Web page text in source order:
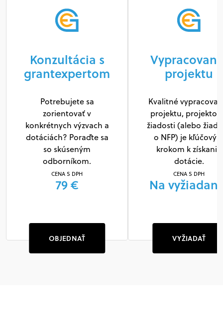
Konzultácia s
grantexpertom
Potrebujete sa
zorientovať v
konkrétnych výzvach a
dotáciách? Poraďte sa
so skúseným
odborníkom.
CENA S DPH
79 €
OBJEDNAŤ
projektu
Kvalitné
projektu,
žiadosti (alebo
o NFP) je
krokom k získaniu
dotácie.
CENA S DPH
Na
VYŽIADAŤ